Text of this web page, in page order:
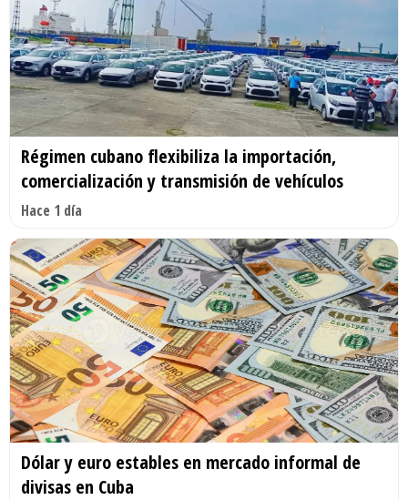
Régimen cubano flexibiliza la importación,
comercialización y transmisión de vehículos
Hace 1 día
Dólar y euro estables en mercado informal de
divisas en Cuba